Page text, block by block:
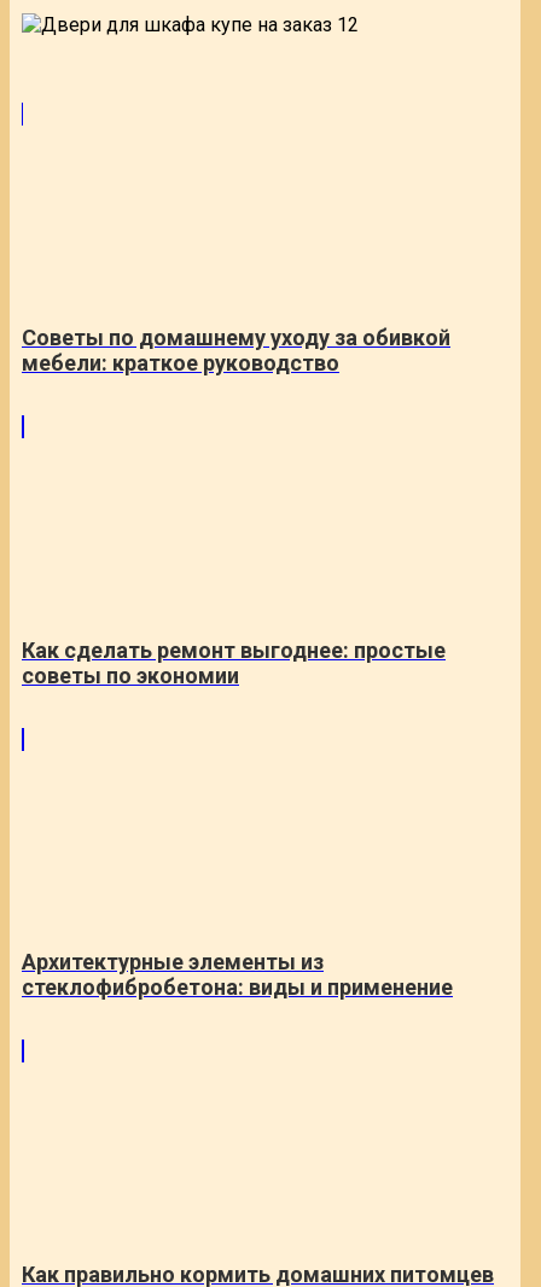
Советы по домашнему уходу за обивкой
мебели: краткое руководство
Как сделать ремонт выгоднее: простые
советы по экономии
Архитектурные элементы из
стеклофибробетона: виды и применение
Как правильно кормить домашних питомцев